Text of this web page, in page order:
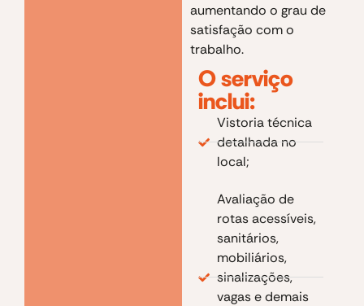
aumentando o grau de
satisfação com o
trabalho.
O serviço
inclui:
Vistoria técnica
detalhada no
local;
Avaliação de
rotas acessíveis,
sanitários,
mobiliários,
sinalizações,
vagas e demais